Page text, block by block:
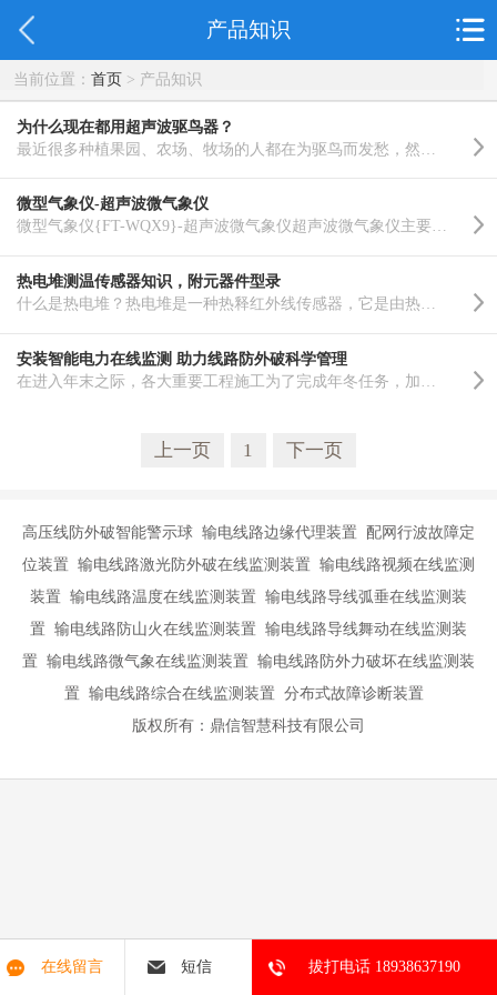
产品知识
当前位置： 首页> 产品知识
为什么现在都用超声波驱鸟器？
微型气象仪-超声波微气象仪
微型气象仪{FT-WQX9}-超声波微气象仪超声波微气象仪主要适用于农田、果园、草场、科研等领域。功能主要是..……
热电堆测温传感器知识，附元器件型录
什么是热电堆？热电堆是一种热释红外线传感器，它是由热电偶构成的一种器件。它在耳式体温计、放射温度计..……
安装智能电力在线监测 助力线路防外破科学管理
上一页 1 下一页
高压线防外破智能警示球 输电线路边缘代理装置 配网行波故障定
位装置 输电线路激光防外破在线监测装置 输电线路视频在线监测
装置 输电线路温度在线监测装置 输电线路导线弧垂在线监测装
置 输电线路防山火在线监测装置 输电线路导线舞动在线监测装
置 输电线路微气象在线监测装置 输电线路防外力破坏在线监测装
置 输电线路综合在线监测装置 分布式故障诊断装置
版权所有：鼎信智慧科技有限公司
在线留言 短信 拔打电话 18938637190